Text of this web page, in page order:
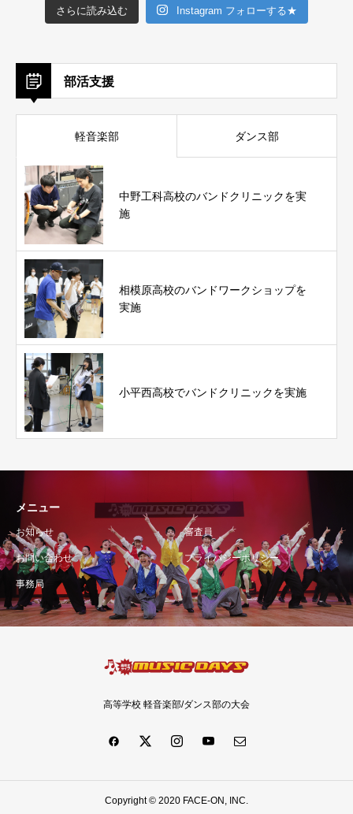
さらに読み込む Instagram フォローする★
部活支援
軽音楽部 ダンス部
中野工科高校のバンドクリニックを実
施
相模原高校のバンドワークショップを
実施
小平西高校でバンドクリニックを実施
メニュー
お知らせ 審査員
お問い合わせ プライバシーポリシー
事務局
高等学校 軽音楽部/ダンス部の大会
Copyright © 2020 FACE-ON, INC.